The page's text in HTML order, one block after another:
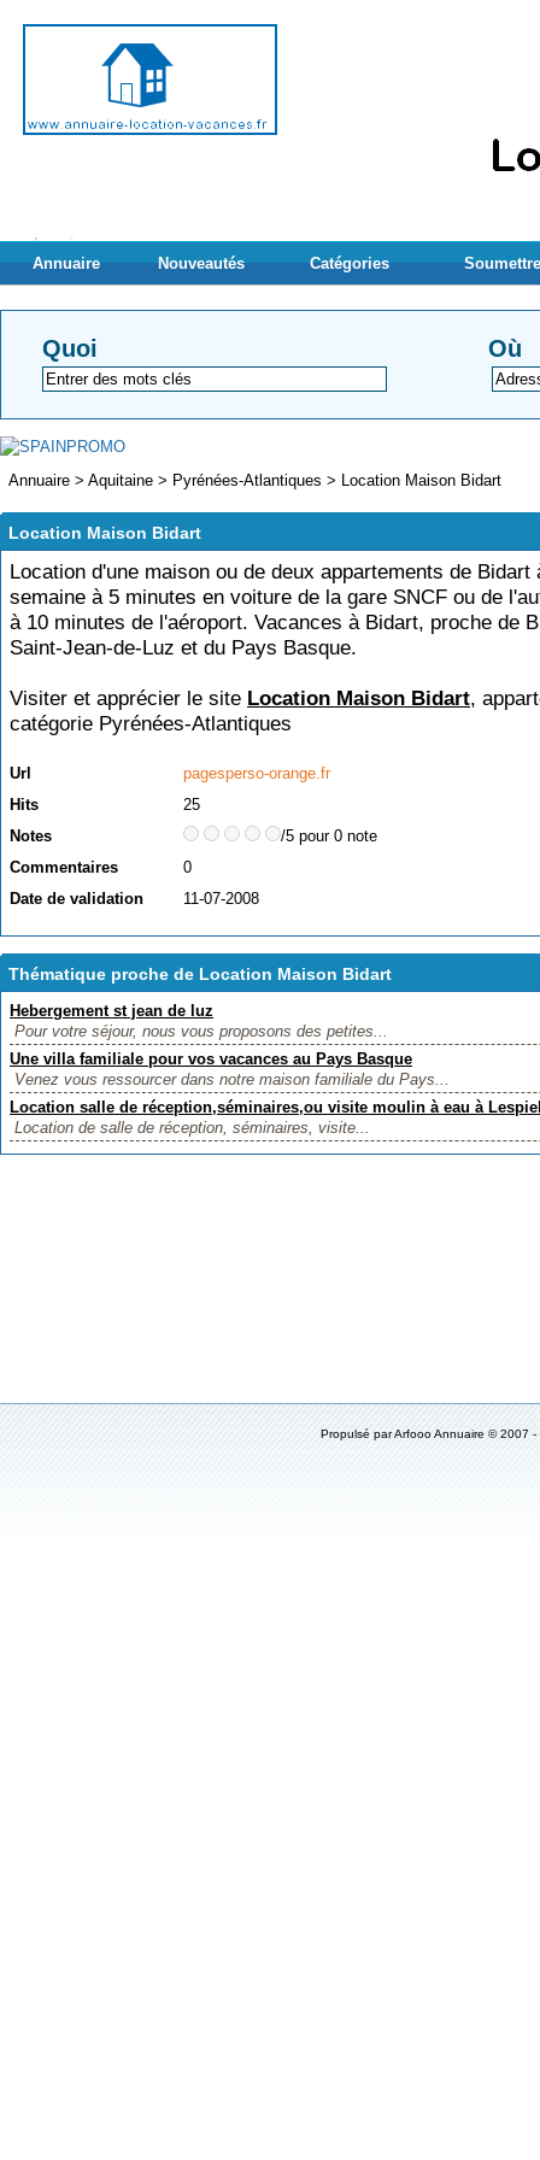
Annuaire Nouveautés Catégories
Quoi Où
Annuaire > Aquitaine > Pyrénées-Atlantiques > Location Maison Bidart
Location Maison Bidart
Location d'une maison ou de deux appartements de Bidart
semaine à 5 minutes en voiture de la gare SNCF ou de
à 10 minutes de l'aéroport. Vacances à Bidart, proche de
Saint-Jean-de-Luz et du Pays Basque.
Visiter et apprécier le site Location Maison Bidart,
catégorie Pyrénées-Atlantiques
Url
pagesperso-orange.fr
Hits
25
Notes
/5 pour 0 note
Commentaires
0
Date de validation
11-07-2008
Thématique proche de Location Maison Bidart
Hebergement st jean de luz
Pour votre séjour, nous vous proposons des petites...
Une villa familiale pour vos vacances au Pays Basque
Venez vous ressourcer dans notre maison familiale du Pays...
Location salle de réception,séminaires,ou visite moulin à eau à
Location de salle de réception, séminaires, visite...
Propulsé par Arfooo Annuaire ©